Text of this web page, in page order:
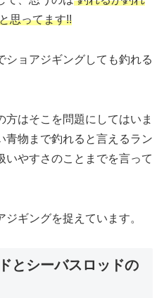
思ってます!!
ショアジギングしても釣れる
はそこを問題にしてはいま
青物まで釣れると言えるラン
いやすさのことまでを言って
ギングを捉えています。
とシーバスロッドの